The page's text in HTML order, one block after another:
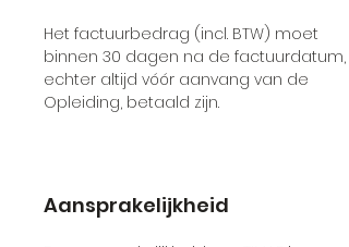
Het factuurbedrag (incl. BTW) moet
binnen 30 dagen na de factuurdatum,
echter altijd vóór aanvang van de
Opleiding, betaald zijn.
Aansprakelijkheid